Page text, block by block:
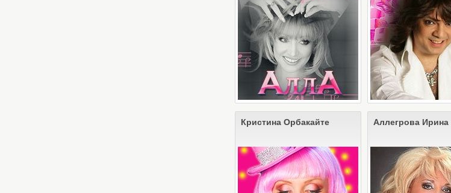
Кристина Орбакайте Аллегрова Ирина